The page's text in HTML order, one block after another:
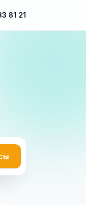
81 21